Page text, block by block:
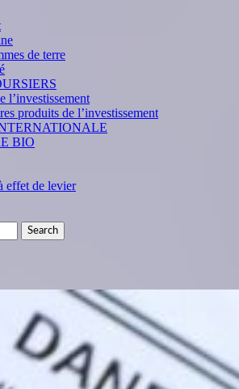
de terre
l’investissement
produits de l’investissement
BIO
effet de levier